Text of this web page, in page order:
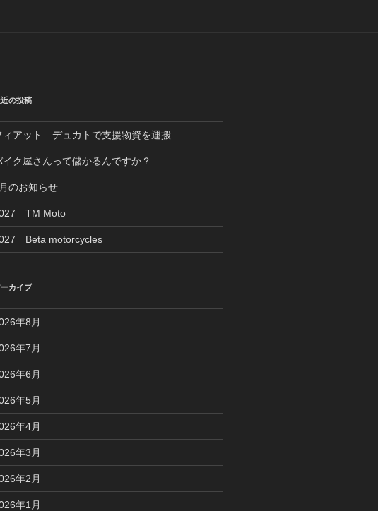
の投稿
ィアット デュカトで支援物資を運搬
イク屋さんって儲かるんですか？
のお知らせ
TM Moto
Beta motorcycles
ーカイブ
年8月
年7月
年6月
年5月
年4月
年3月
年2月
年1月